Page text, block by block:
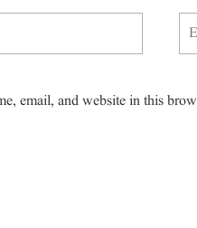
email, and website in this